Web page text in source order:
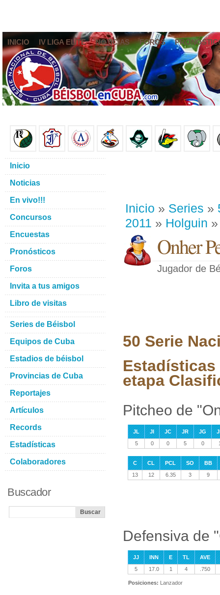
INICIO IV LIGA ELITE NOTICIAS FOROS
Inicio » Series »
2011 » Holguin
Onher
Jugador de
50 Serie
Estadísticas
etapa
Pitcheo de
JL JI JC JR JG
5
0 0 5 0
C CL PCL SO
BB
13
12 6.35 3 9
Defensiva de
JJ INN E TL
AVE
5
17.0 1 4 .750
Posiciones: Lanzador
Inicio
Noticias
En vivo!!!
Concursos
Encuestas
Pronósticos
Foros
Invita a tus amigos
Libro de visitas
Series de Béisbol
Equipos de Cuba
Estadios de béisbol
Provincias de Cuba
Reportajes
Artículos
Records
Estadísticas
Colaboradores
Buscador